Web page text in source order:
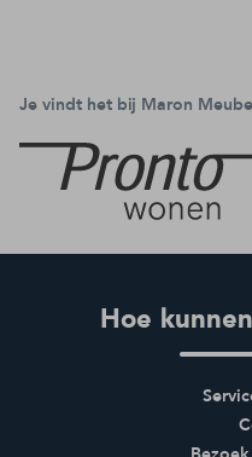
Je vindt het bij Maron
Hoe